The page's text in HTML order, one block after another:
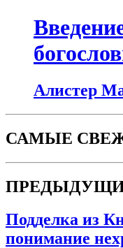
Алистер
САМЫЕ
Подделка из
понимание